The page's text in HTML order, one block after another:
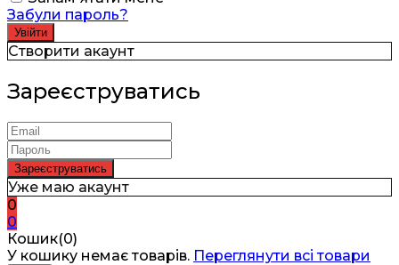
Забули пароль?
Створити акаунт
Зареєструватись
Уже маю акаунт
0
0
Кошик(0)
У кошику немає товарів. Переглянути всі товари